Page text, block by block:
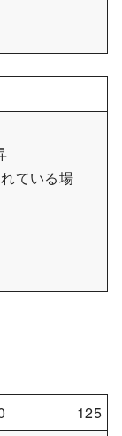
ている場
125